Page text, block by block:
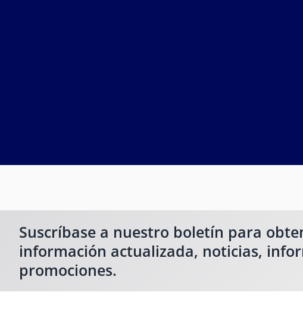
Suscríbase a nuestro boletín para
información actualizada, noticias,
promociones.